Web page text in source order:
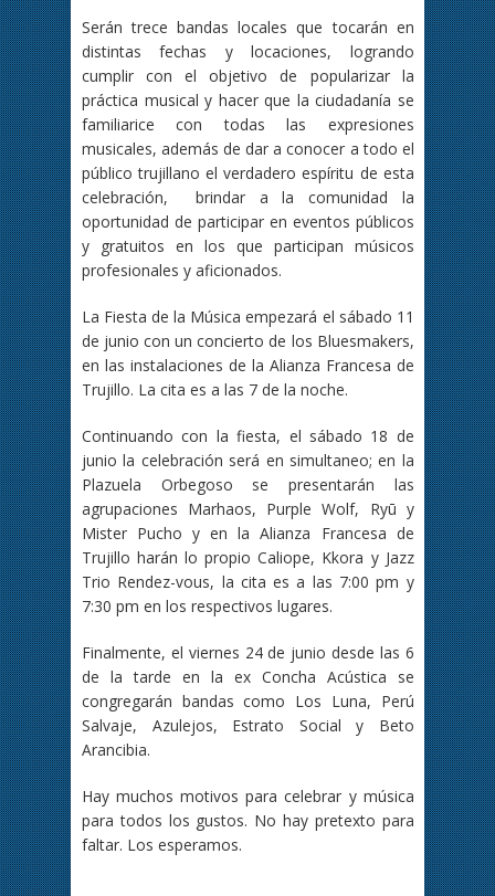
Serán trece bandas locales que tocarán en
distintas fechas y locaciones, logrando
cumplir con el objetivo de popularizar la
práctica musical y hacer que la ciudadanía se
familiarice con todas las expresiones
musicales, además de dar a conocer a todo el
público trujillano el verdadero espíritu de esta
celebración, brindar a la comunidad la
oportunidad de participar en eventos públicos
y gratuitos en los que participan músicos
profesionales y aficionados.
La Fiesta de la Música empezará el sábado 11
de junio con un concierto de los Bluesmakers,
en las instalaciones de la Alianza Francesa de
Trujillo. La cita es a las 7 de la noche.
Continuando con la fiesta, el sábado 18 de
junio la celebración será en simultaneo; en la
Plazuela Orbegoso se presentarán las
agrupaciones Marhaos, Purple Wolf, Ryū y
Mister Pucho y en la Alianza Francesa de
Trujillo harán lo propio Caliope, Kkora y Jazz
Trio Rendez-vous, la cita es a las 7:00 pm y
7:30 pm en los respectivos lugares.
Finalmente, el viernes 24 de junio desde las 6
de la tarde en la ex Concha Acústica se
congregarán bandas como Los Luna, Perú
Salvaje, Azulejos, Estrato Social y Beto
Arancibia.
Hay muchos motivos para celebrar y música
para todos los gustos. No hay pretexto para
faltar. Los esperamos.